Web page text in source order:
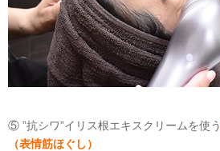
⑤ ”抗シワ”イリス根エキスクリームを使う
（表情筋ほぐし）